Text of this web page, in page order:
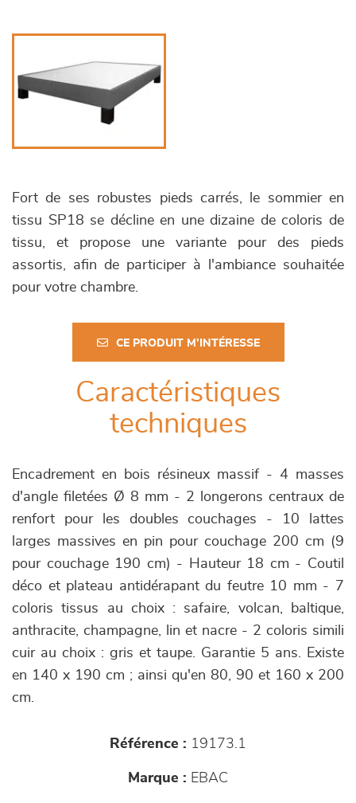
Fort de ses robustes pieds carrés, le sommier en
tissu SP18 se décline en une dizaine de coloris de
tissu, et propose une variante pour des pieds
assortis, afin de participer à l'ambiance souhaitée
pour votre chambre.
CE PRODUIT M'INTÉRESSE
Caractéristiques
techniques
Encadrement en bois résineux massif - 4 masses
d'angle filetées Ø 8 mm - 2 longerons centraux de
renfort pour les doubles couchages - 10 lattes
larges massives en pin pour couchage 200 cm (9
pour couchage 190 cm) - Hauteur 18 cm - Coutil
déco et plateau antidérapant du feutre 10 mm - 7
coloris tissus au choix : safaire, volcan, baltique,
anthracite, champagne, lin et nacre - 2 coloris simili
cuir au choix : gris et taupe. Garantie 5 ans. Existe
en 140 x 190 cm ; ainsi qu'en 80, 90 et 160 x 200
cm.
Référence : 19173.1
Marque : EBAC